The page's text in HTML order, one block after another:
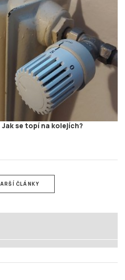
se topí na kolejích?
ČLÁNKY